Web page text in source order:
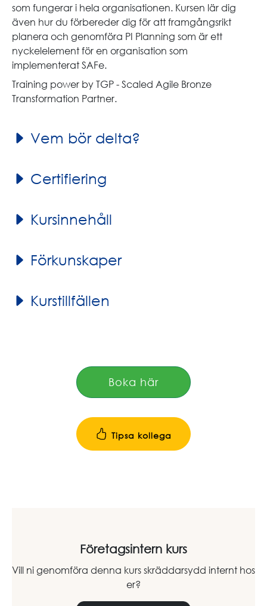
som fungerar i hela organisationen. Kursen lär dig
även hur du förbereder dig för att framgångsrikt
planera och genomföra PI Planning som är ett
nyckelelement för en organisation som
implementerat SAFe.
Training power by TGP - Scaled Agile Bronze
Transformation Partner.
Vem bör delta?
Certifiering
Kursinnehåll
Förkunskaper
Kurstillfällen
Boka här
Tipsa kollega
Företagsintern kurs
Vill ni genomföra denna kurs skräddarsydd internt hos
er?